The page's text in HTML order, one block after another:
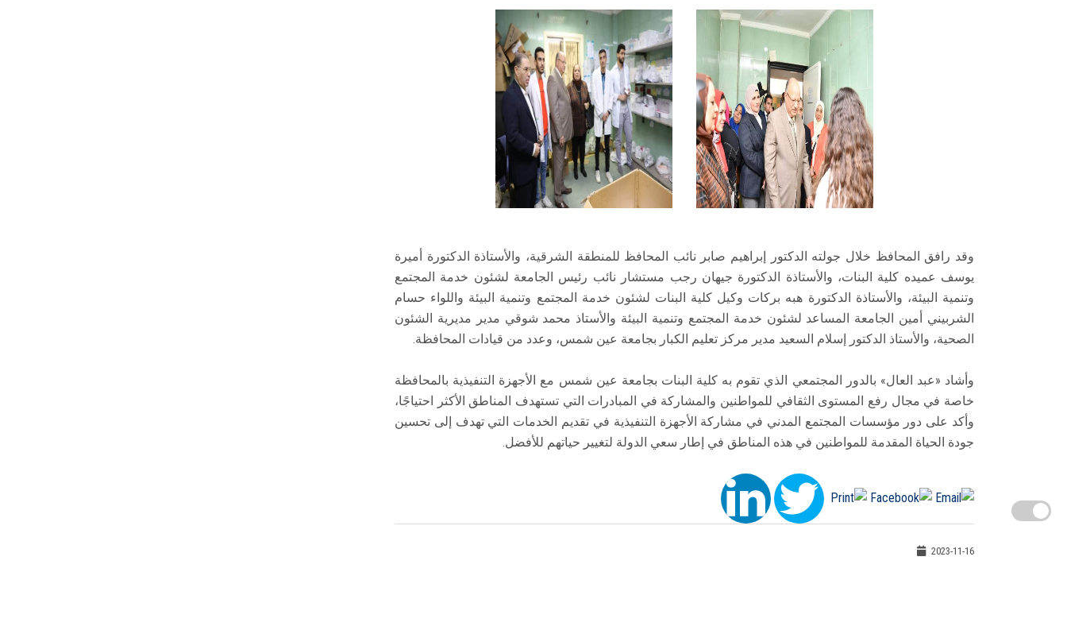
وقد رافق المحافظ خلال جولته الدكتور إبراهيم صابر نائب المحافظ للمنطقة الشرقية، والأستاذة الدكتورة أميرة
يوسف عميده كلية البنات، والأستاذة الدكتورة جيهان رجب مستشار نائب رئيس الجامعة لشئون خدمة المجتمع
وتنمية البيئة، والأستاذة الدكتورة هبه بركات وكيل كلية البنات لشئون خدمة المجتمع وتنمية البيئة واللواء حسام
الشربيني أمين الجامعة المساعد لشئون خدمة المجتمع وتنمية البيئة والأستاذ محمد شوقي مدير مديرية الشئون
الصحية، والأستاذ الدكتور إسلام السعيد مدير مركز تعليم الكبار بجامعة عين شمس، وعدد من قيادات المحافظة.
وأشاد «عبد العال» بالدور المجتمعي الذي تقوم به كلية البنات بجامعة عين شمس مع الأجهزة التنفيذية بالمحافظة
خاصة في مجال رفع المستوى الثقافي للمواطنين والمشاركة في المبادرات التي تستهدف المناطق الأكثر احتياجًا،
وأكد على دور مؤسسات المجتمع المدني في مشاركة الأجهزة التنفيذية في تقديم الخدمات التي تهدف إلى تحسين
جودة الحياة المقدمة للمواطنين في هذه المناطق في إطار سعي الدولة لتغيير حياتهم للأفضل.
2023-11-16